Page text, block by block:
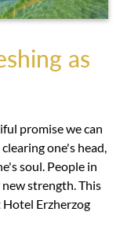
as
promise we can
one's head,
soul. People in
strength. This
Erzherzog